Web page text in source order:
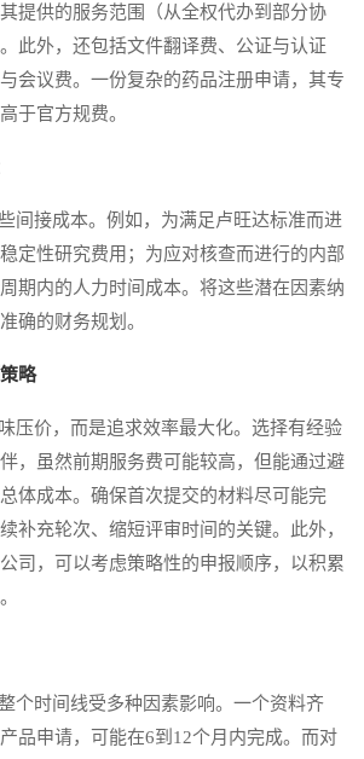
提供的服务范围（从全权代办到部分协
此外，还包括文件翻译费、公证与认证
会议费。一份复杂的药品注册申请，其专
于官方规费。
接成本。例如，为满足卢旺达标准而进
定性研究费用；为应对核查而进行的内部
期内的人力时间成本。将这些潜在因素纳
确的财务规划。
略
价，而是追求效率最大化。选择有经验
，虽然前期服务费可能较高，但能通过避
体成本。确保首次提交的材料尽可能完
补充轮次、缩短评审时间的关键。此外，
司，可以考虑策略性的申报顺序，以积累
时间线受多种因素影响。一个资料齐
品申请，可能在6到12个月内完成。而对